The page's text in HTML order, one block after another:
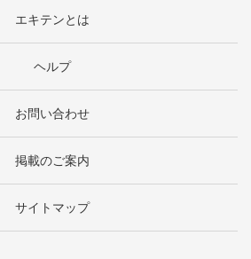
エキテンとは
ヘルプ
お問い合わせ
掲載のご案内
サイトマップ